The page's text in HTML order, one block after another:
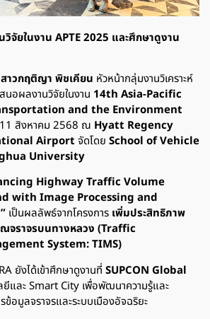
จัยในงาน APTE 2025 และศึกษาดูงาน
าวกฤติญา พิชเคียน หัวหน้ากลุ่มงานวิเคราะห์
อผลงานวิจัยในงาน 14th Asia-Pacific
and the Environment
11 สิงหาคม 2568 ณ Hyatt Regency
Airport จัดโดย School of Vehicle
University
Highway Traffic Volume
with Image Processing and
เป็นผลลัพธ์จากโครงการ เพิ่มประสิทธิภาพ
จราจรบนทางหลวง (Traffic
System: TIMS)
ยังได้เข้าศึกษาดูงานที่ SUPCON Global
ยีและ Smart City เพื่อพัฒนาความรู้และ
ข้อมูลจราจรและระบบเมืองอัจฉริยะ